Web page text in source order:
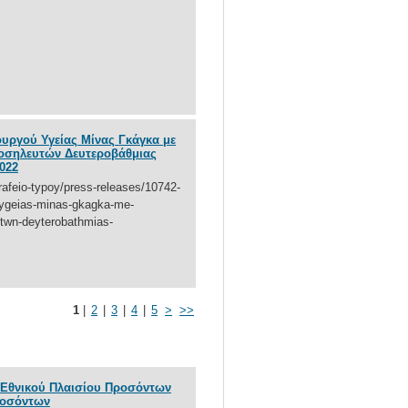
Υγείας Μίνας Γκάγκα με
Δευτεροβάθμιας
typoy/press-releases/10742-
minas-gkagka-me-
deyterobathmias-
1 2 3 4 5 > >>
Πλαισίου Προσόντων